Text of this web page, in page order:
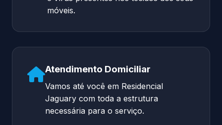
móveis.
Atendimento Domiciliar
Vamos até você em Residencial
Jaguary com toda a estrutura
necessária para o serviço.